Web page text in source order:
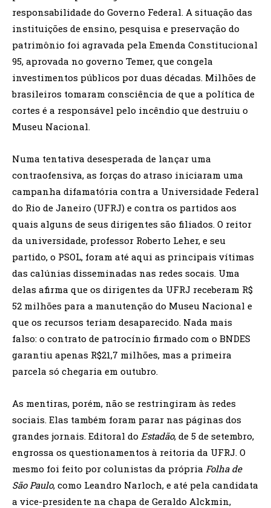
responsabilidade do Governo Federal. A situação das
instituições de ensino, pesquisa e preservação do
patrimônio foi agravada pela Emenda Constitucional
95, aprovada no governo Temer, que congela
investimentos públicos por duas décadas. Milhões de
brasileiros tomaram consciência de que a política de
cortes é a responsável pelo incêndio que destruiu o
Museu Nacional.
Numa tentativa desesperada de lançar uma
contraofensiva, as forças do atraso iniciaram uma
campanha difamatória contra a Universidade Federal
do Rio de Janeiro (UFRJ) e contra os partidos aos
quais alguns de seus dirigentes são filiados. O reitor
da universidade, professor Roberto Leher, e seu
partido, o PSOL, foram até aqui as principais vítimas
das calúnias disseminadas nas redes socais. Uma
delas afirma que os dirigentes da UFRJ receberam R$
52 milhões para a manutenção do Museu Nacional e
que os recursos teriam desaparecido. Nada mais
falso: o contrato de patrocínio firmado com o BNDES
garantiu apenas R$21,7 milhões, mas a primeira
parcela só chegaria em outubro.
As mentiras, porém, não se restringiram às redes
sociais. Elas também foram parar nas páginas dos
grandes jornais. Editoral do Estadão, de 5 de setembro,
engrossa os questionamentos à reitoria da UFRJ. O
mesmo foi feito por colunistas da própria Folha de
São Paulo, como Leandro Narloch, e até pela candidata
a vice-presidente na chapa de Geraldo Alckmin,